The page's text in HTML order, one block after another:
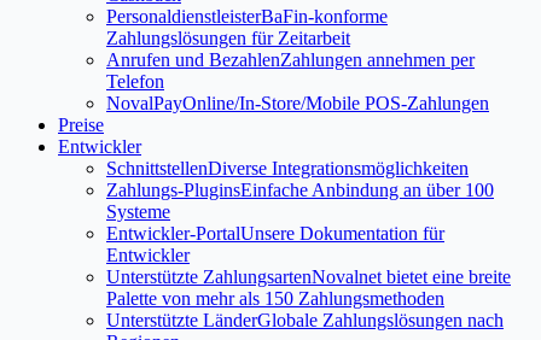
PersonaldienstleisterBaFin-konforme
Zahlungslösungen für Zeitarbeit
Anrufen und BezahlenZahlungen annehmen per
Telefon
NovalPayOnline/In-Store/Mobile POS-Zahlungen
Preise
Entwickler
SchnittstellenDiverse Integrationsmöglichkeiten
Zahlungs-PluginsEinfache Anbindung an über 100
Systeme
Entwickler-PortalUnsere Dokumentation für
Entwickler
Unterstützte ZahlungsartenNovalnet bietet eine breite
Palette von mehr als 150 Zahlungsmethoden
Unterstützte LänderGlobale Zahlungslösungen nach